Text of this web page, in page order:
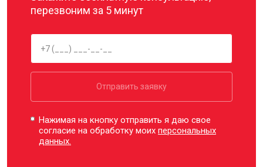
перезвоним за 5 минут
Отправить заявку
Нажимая на кнопку отправить я даю свое
согласие на обработку моихперсональных
данных.